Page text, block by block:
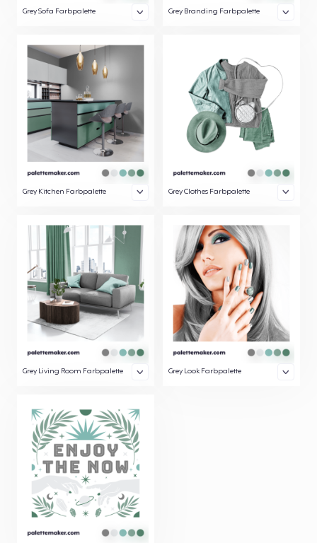
Grey Sofa Farbpalette Grey Branding Farbpalette
Grey Kitchen Farbpalette Grey Clothes Farbpalette
Grey Living Room Farbpalette Grey Look Farbpalette